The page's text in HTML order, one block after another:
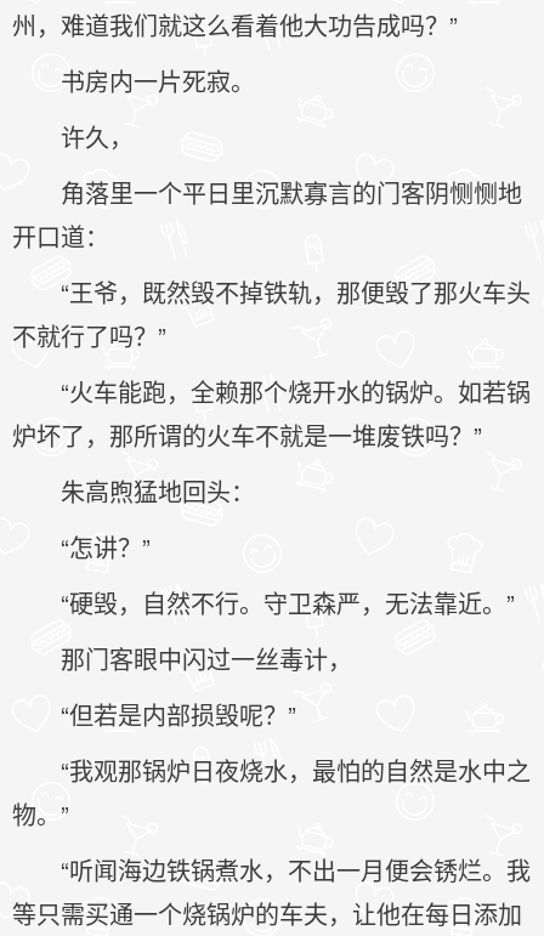
州，难道我们就这么看着他大功告成吗？”
书房内一片死寂。
许久，
角落里一个平日里沉默寡言的门客阴恻恻地
开口道：
“王爷，既然毁不掉铁轨，那便毁了那火车头
不就行了吗？”
“火车能跑，全赖那个烧开水的锅炉。如若锅
炉坏了，那所谓的火车不就是一堆废铁吗？”
朱高煦猛地回头：
“怎讲？”
“硬毁，自然不行。守卫森严，无法靠近。”
那门客眼中闪过一丝毒计，
“但若是内部损毁呢？”
“我观那锅炉日夜烧水，最怕的自然是水中之
物。”
“听闻海边铁锅煮水，不出一月便会锈烂。我
等只需买通一个烧锅炉的车夫，让他在每日添加